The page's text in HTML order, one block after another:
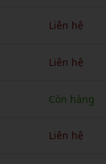
Liên hệ
Liên hệ
Còn hàng
Liên hệ